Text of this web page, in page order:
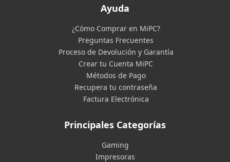
Ayuda
¿Cómo Comprar en MiPC?
Preguntas Frecuentes
Proceso de Devolución y Garantía
Crear tu Cuenta MiPC
Métodos de Pago
Recupera tu contraseña
Factura Electrónica
Principales Categorías
Gaming
Impresoras